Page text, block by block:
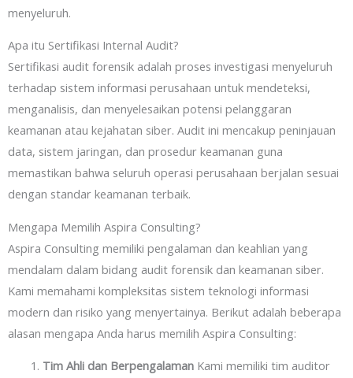
menyeluruh.
Apa itu Sertifikasi Internal Audit?
Sertifikasi audit forensik adalah proses investigasi menyeluruh
terhadap sistem informasi perusahaan untuk mendeteksi,
menganalisis, dan menyelesaikan potensi pelanggaran
keamanan atau kejahatan siber. Audit ini mencakup peninjauan
data, sistem jaringan, dan prosedur keamanan guna
memastikan bahwa seluruh operasi perusahaan berjalan sesuai
dengan standar keamanan terbaik.
Mengapa Memilih Aspira Consulting?
Aspira Consulting memiliki pengalaman dan keahlian yang
mendalam dalam bidang audit forensik dan keamanan siber.
Kami memahami kompleksitas sistem teknologi informasi
modern dan risiko yang menyertainya. Berikut adalah beberapa
alasan mengapa Anda harus memilih Aspira Consulting:
Tim Ahli dan BerpengalamanKami memiliki tim auditor